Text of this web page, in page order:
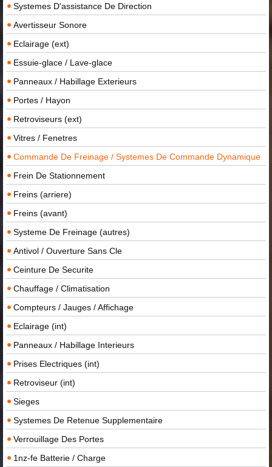
Systemes D'assistance De Direction
Avertisseur Sonore
Eclairage (ext)
Essuie-glace / Lave-glace
Panneaux / Habillage Exterieurs
Portes / Hayon
Retroviseurs (ext)
Vitres / Fenetres
Commande De Freinage / Systemes De Commande Dynamique
Frein De Stationnement
Freins (arriere)
Freins (avant)
Systeme De Freinage (autres)
Antivol / Ouverture Sans Cle
Ceinture De Securite
Chauffage / Climatisation
Compteurs / Jauges / Affichage
Eclairage (int)
Panneaux / Habillage Interieurs
Prises Electriques (int)
Retroviseur (int)
Sieges
Systemes De Retenue Supplementaire
Verrouillage Des Portes
1nz-fe Batterie / Charge